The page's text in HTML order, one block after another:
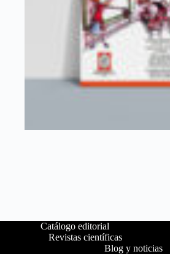
Catálogo editorial
Revistas científicas
Blog y noticias